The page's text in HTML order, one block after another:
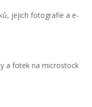
jejich fotografie a e-
a fotek na microstock